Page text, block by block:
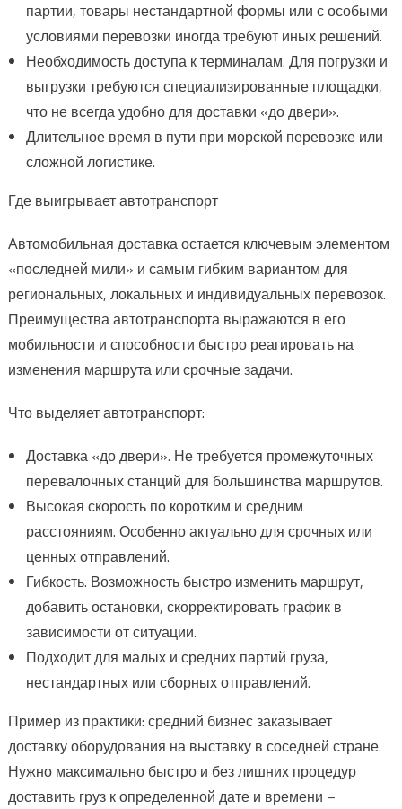
партии, товары нестандартной формы или с особыми
условиями перевозки иногда требуют иных решений.
Необходимость доступа к терминалам. Для погрузки и
выгрузки требуются специализированные площадки,
что не всегда удобно для доставки «до двери».
Длительное время в пути при морской перевозке или
сложной логистике.
Где выигрывает автотранспорт
Автомобильная доставка остается ключевым элементом
«последней мили» и самым гибким вариантом для
региональных, локальных и индивидуальных перевозок.
Преимущества автотранспорта выражаются в его
мобильности и способности быстро реагировать на
изменения маршрута или срочные задачи.
Что выделяет автотранспорт:
Доставка «до двери». Не требуется промежуточных
перевалочных станций для большинства маршрутов.
Высокая скорость по коротким и средним
расстояниям. Особенно актуально для срочных или
ценных отправлений.
Гибкость. Возможность быстро изменить маршрут,
добавить остановки, скорректировать график в
зависимости от ситуации.
Подходит для малых и средних партий груза,
нестандартных или сборных отправлений.
Пример из практики: средний бизнес заказывает
доставку оборудования на выставку в соседней стране.
Нужно максимально быстро и без лишних процедур
доставить груз к определенной дате и времени –